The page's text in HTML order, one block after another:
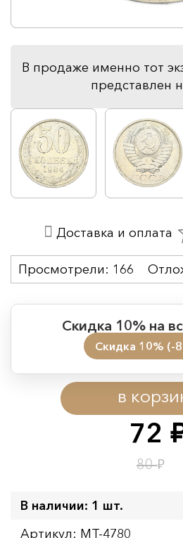
В продаже именно тот
представлен
72
80₽
в
Скидка 10% на
Скидка 10% (-8
Период действия акции:
Начало:
Окончание:
Время до окончания:
Просмотрели: 166
Доставка и оплата
В наличии: 1 шт.
Артикул: MT-4780